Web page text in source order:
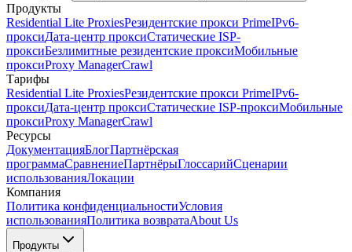
Продукты
Residential Lite ProxiesРезидентские прокси PrimeIPv6-
проксиДата-центр проксиСтатические ISP-
проксиБезлимитные резидентские проксиМобильные
проксиProxy ManagerCrawl
Тарифы
Residential Lite ProxiesРезидентские прокси PrimeIPv6-
проксиДата-центр проксиСтатические ISP-проксиМобильные
проксиProxy ManagerCrawl
Ресурсы
ДокументацияБлогПартнёрская
программаСравнениеПартнёрыГлоссарийСценарии
использованияЛокации
Компания
Политика конфиденциальностиУсловия
использованияПолитика возвратаAbout Us
Продукты